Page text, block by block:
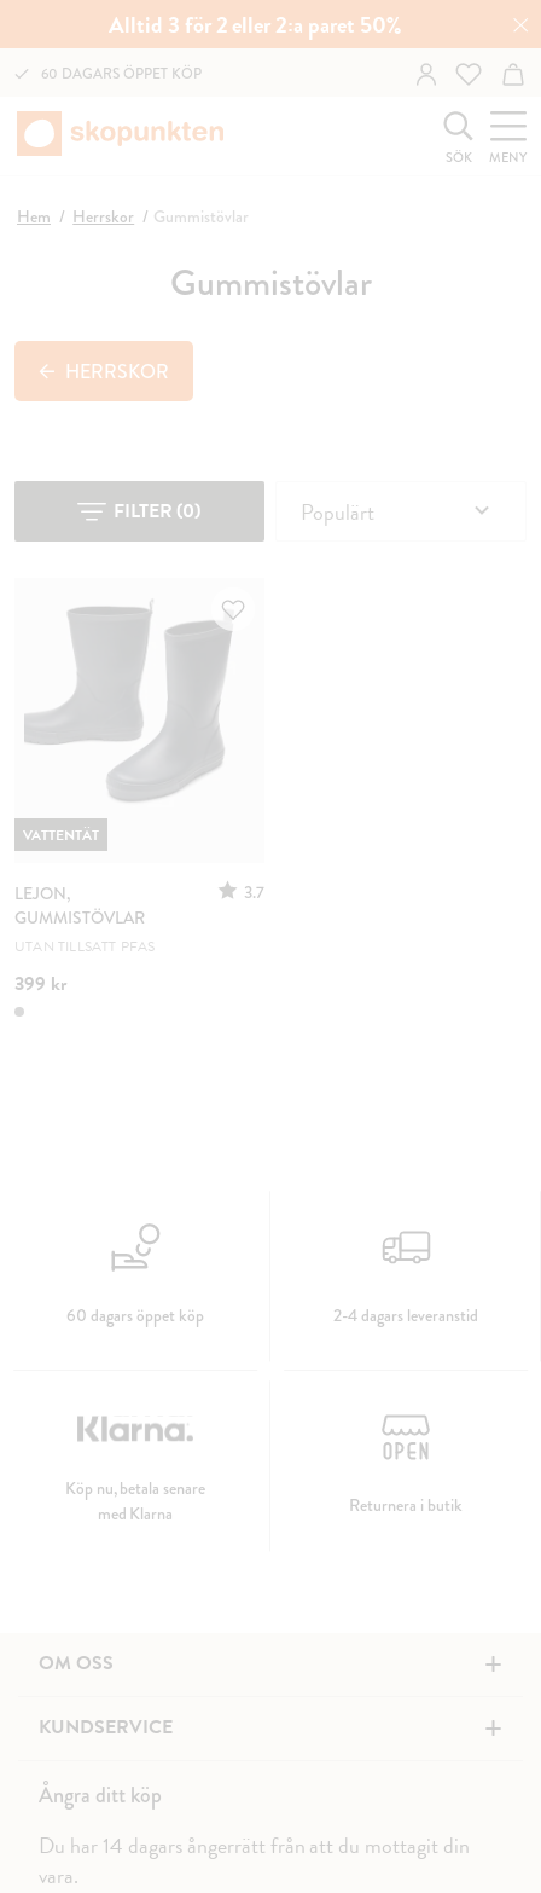
Alltid 3 för 2 eller 2:a paret 50%
60 DAGARS ÖPPET KÖP
SÖK MENY
Hem Herrskor Gummistövlar
Gummistövlar
HERRSKOR
FILTER (0) Populärt
LEJON,
GUMMISTÖVLAR
3.7
UTAN TILLSATT PFAS
399 kr
VATTENTÄT
60 dagars öppet köp 2-4 dagars leveranstid
Köp nu, betala senare
med Klarna
Returnera i butik
OM OSS +
KUNDSERVICE +
Ångra ditt köp
Du har 14 dagars ångerrätt från att du mottagit din
vara.